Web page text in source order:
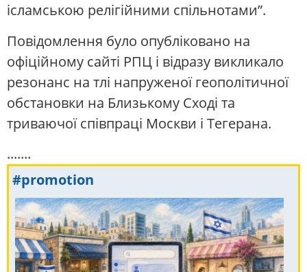
ісламською релігійними спільнотами”.
Повідомлення було опубліковано на
офіційному сайті РПЦ і відразу викликало
резонанс на тлі напруженої геополітичної
обстановки на Близькому Сході та
триваючої співпраці Москви і Тегерана.
.......
#promotion